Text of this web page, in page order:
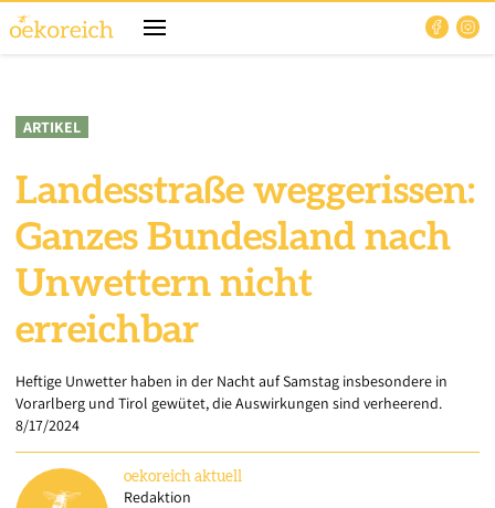
ARTIKEL
Landesstraße weggerissen:
Ganzes Bundesland nach
Unwettern nicht
erreichbar
Heftige Unwetter haben in der Nacht auf Samstag insbesondere in
Vorarlberg und Tirol gewütet, die Auswirkungen sind verheerend.
8/17/2024
oekoreich aktuell
Redaktion